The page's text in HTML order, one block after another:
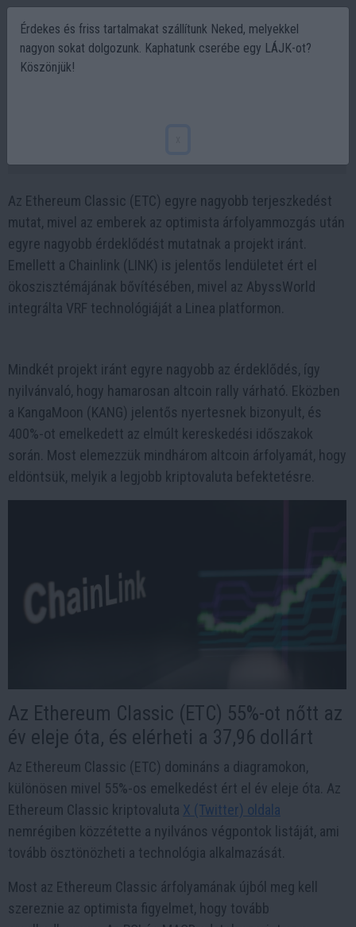
Az Ethereum Classic (ETC) egyre nagyobb terjeszkedést
mutat, mivel az emberek az optimista árfolyammozgás után
egyre nagyobb érdeklődést mutatnak a projekt iránt.
Emellett a Chainlink (LINK) is jelentős lendületet ért el
ökoszisztémájának bővítésében, mivel az AbyssWorld
integrálta VRF technológiáját a Linea platformon.
Mindkét projekt iránt egyre nagyobb az érdeklődés, így
nyilvánvaló, hogy hamarosan altcoin rally várható. Eközben
a KangaMoon (KANG) jelentős nyertesnek bizonyult, és
400%-ot emelkedett az elmúlt kereskedési időszakok
során. Most elemezzük mindhárom altcoin árfolyamát, hogy
eldöntsük, melyik a legjobb kriptovaluta befektetésre.
Az Ethereum Classic (ETC) 55%-ot nőtt az
év eleje óta, és elérheti a 37,96 dollárt
Az Ethereum Classic (ETC) domináns a diagramokon,
különösen mivel 55%-os emelkedést ért el év eleje óta. Az
Ethereum Classic kriptovaluta X (Twitter) oldala
nemrégiben közzétette a nyilvános végpontok listáját, ami
tovább ösztönözheti a technológia alkalmazását.
Most az Ethereum Classic árfolyamának újból meg kell
szereznie az optimista figyelmet, hogy tovább
Érdekes és friss tartalmakat szállítunk Neked, melyekkel
nagyon sokat dolgozunk. Kaphatunk cserébe egy LÁJK-ot?
Köszönjük!